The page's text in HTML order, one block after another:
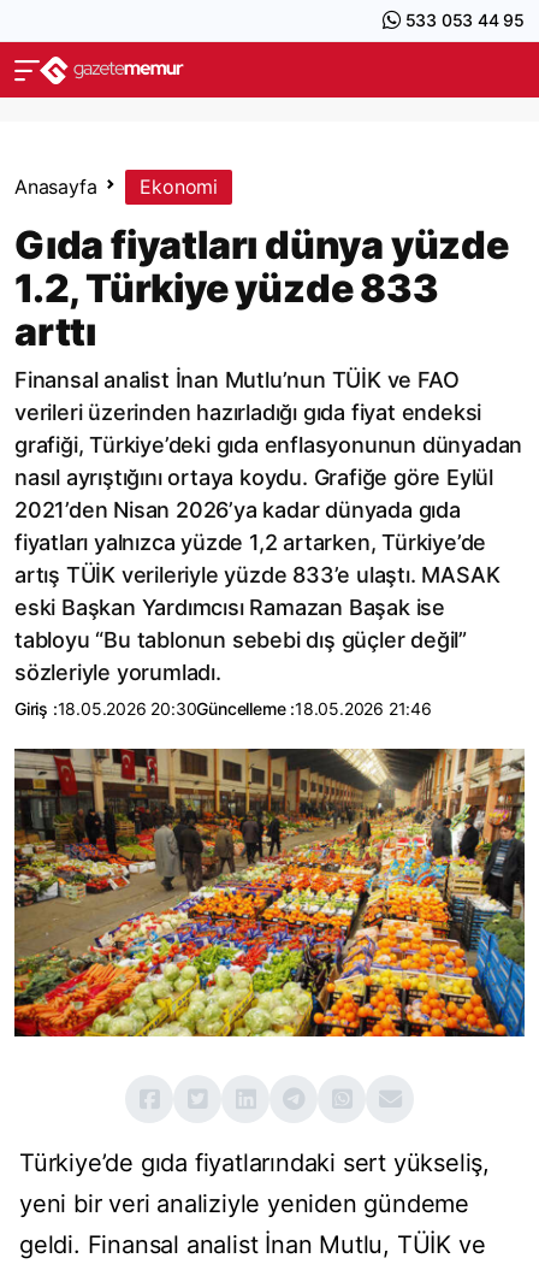
533 053 44 95
Anasayfa Ekonomi
Gıda fiyatları dünya yüzde
1.2, Türkiye yüzde 833
arttı
Finansal analist İnan Mutlu’nun TÜİK ve FAO
verileri üzerinden hazırladığı gıda fiyat endeksi
grafiği, Türkiye’deki gıda enflasyonunun dünyadan
nasıl ayrıştığını ortaya koydu. Grafiğe göre Eylül
2021’den Nisan 2026’ya kadar dünyada gıda
fiyatları yalnızca yüzde 1,2 artarken, Türkiye’de
artış TÜİK verileriyle yüzde 833’e ulaştı. MASAK
eski Başkan Yardımcısı Ramazan Başak ise
tabloyu “Bu tablonun sebebi dış güçler değil”
sözleriyle yorumladı.
Giriş :18.05.2026 20:30Güncelleme :18.05.2026 21:46
Türkiye’de gıda fiyatlarındaki sert yükseliş,
yeni bir veri analiziyle yeniden gündeme
geldi. Finansal analist İnan Mutlu, TÜİK ve